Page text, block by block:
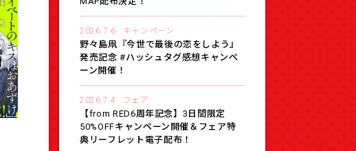
2026.7.6 キャンペーン
野々島凧『今世で最後の恋をしよう』
発売記念 #ハッシュタグ感想キャンペ
ーン開催！
2026.7.4 フェア
【from RED6周年記念】3日間限定
50%OFFキャンペーン開催＆フェア特
典リーフレット電子配布！